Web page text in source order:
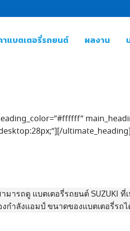
าแบตเตอรี่รถยนต์ ผลงาน
ultimate_heading]
ารถดู แบตเตอรี่รถยนต์ SUZUKI
ำลังแอมป์ ขนาดของแบตเตอรี่รถไ